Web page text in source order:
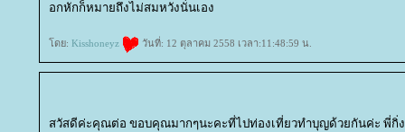
อกหักก็หมายถึงไม่สมหวังนั่นเอง
ดย: Kisshoneyz วันที่: 12 ตุลาคม 2558 เวลา:11:48:59 น.
สวัสดีค่ะคุณต่อ ขอบคุณมากๆนะคะที่ไปท่องเที่ยวทำบุญด้วยกันค่ะ พี่กิ่